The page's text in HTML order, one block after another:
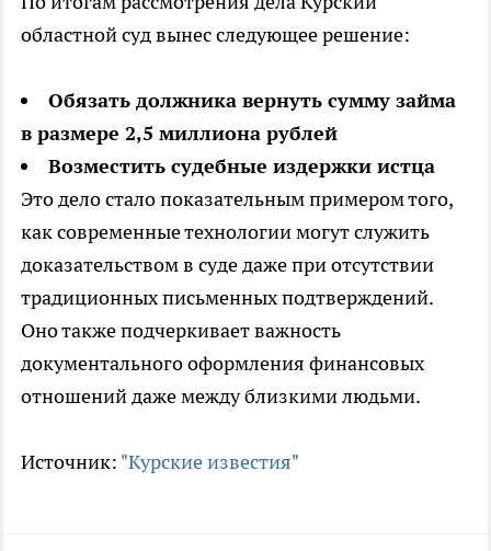
областной суд вынес следующее решение:
Обязать должника вернуть сумму займа
в размере 2,5 миллиона рублей
Возместить судебные издержки истца
Это дело стало показательным примером того,
как современные технологии могут служить
доказательством в суде даже при отсутствии
традиционных письменных подтверждений.
Оно также подчеркивает важность
документального оформления финансовых
отношений даже между близкими людьми.
Источник: "Курские известия"